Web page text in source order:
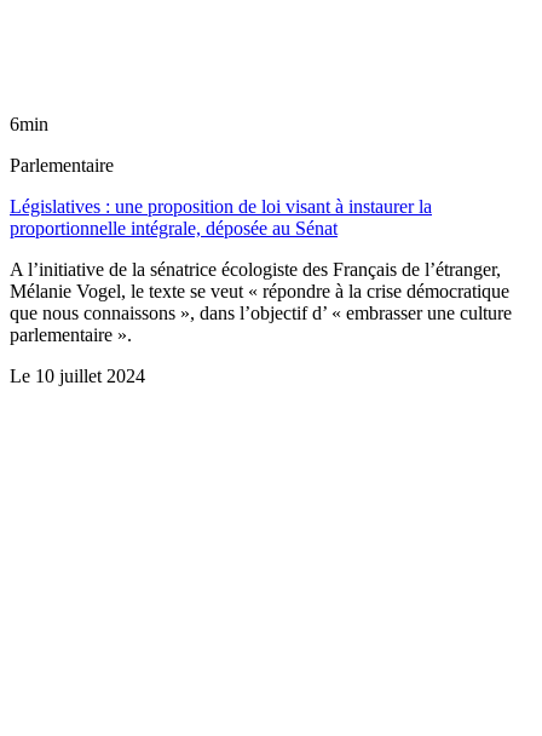
6min
Parlementaire
Législatives : une proposition de loi visant à instaurer la
proportionnelle intégrale, déposée au Sénat
A l’initiative de la sénatrice écologiste des Français de l’étranger,
Mélanie Vogel, le texte se veut « répondre à la crise démocratique
que nous connaissons », dans l’objectif d’ « embrasser une culture
parlementaire ».
Le 10 juillet 2024